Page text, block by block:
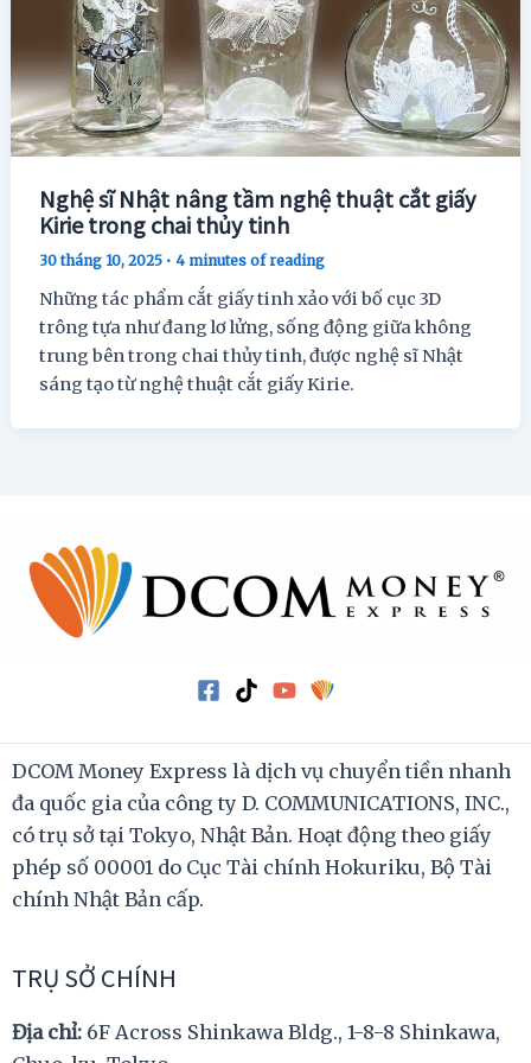
Nghệ sĩ Nhật nâng tầm nghệ thuật cắt giấy
Kirie trong chai thủy tinh
30 tháng 10, 2025 •4 minutes of reading
Những tác phẩm cắt giấy tinh xảo với bố cục 3D
trông tựa như đang lơ lửng, sống động giữa không
trung bên trong chai thủy tinh, được nghệ sĩ Nhật
sáng tạo từ nghệ thuật cắt giấy Kirie.
DCOM Money Express là dịch vụ chuyển tiền nhanh
đa quốc gia của công ty D. COMMUNICATIONS, INC.,
có trụ sở tại Tokyo, Nhật Bản. Hoạt động theo giấy
phép số 00001 do Cục Tài chính Hokuriku, Bộ Tài
chính Nhật Bản cấp.
TRỤ SỞ CHÍNH
Địa chỉ: 6F Across Shinkawa Bldg., 1-8-8 Shinkawa,